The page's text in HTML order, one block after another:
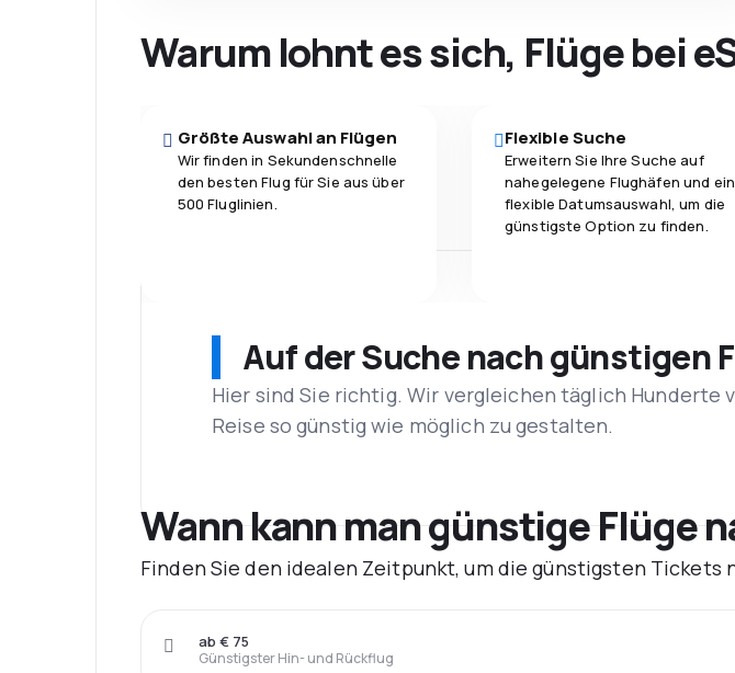
Warum lohnt es sich, Flüge bei
Größte Auswahl an Flügen
Wir finden in Sekundenschnelle
den besten Flug für Sie aus über
500 Fluglinien.
Flexible Suche
Erweitern Sie Ihre Suche auf
nahegelegene Flughäfen und
flexible Datumsauswahl, um die
günstigste Option zu finden.
Auf der Suche nach günstigen
Hier sind Sie richtig. Wir vergleichen täglich Hunderte
Reise so günstig wie möglich zu gestalten.
Wann kann man günstige Flüge
Finden Sie den idealen Zeitpunkt, um die günstigsten Tickets
Günstigster Hin- und Rückflug
ab € 75